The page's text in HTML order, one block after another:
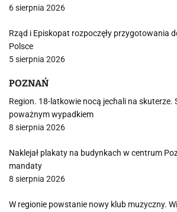
6 sierpnia 2026
Rząd i Episkopat rozpoczęły przygotowania
Polsce
5 sierpnia 2026
POZNAŃ
Region. 18-latkowie nocą jechali na skuterze.
poważnym wypadkiem
8 sierpnia 2026
Naklejał plakaty na budynkach w centrum
mandaty
8 sierpnia 2026
W regionie powstanie nowy klub muzyczny.